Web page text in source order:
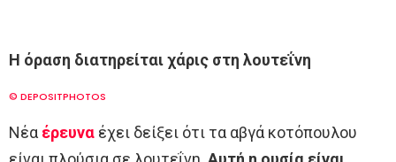
Η όραση διατηρείται χάρις στη λουτεΐνη
© DEPOSITPHOTOS
Νέα έρευνα έχει δείξει ότι τα αβγά κοτόπουλου